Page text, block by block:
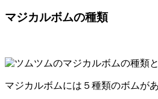
マジカルボムの種類
マジカルボムには５種類のボムがあ